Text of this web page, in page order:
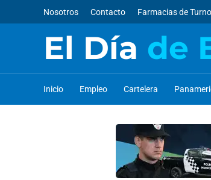
Nosotros Contacto Farmacias de Turno
El Día de
Inicio Empleo Cartelera